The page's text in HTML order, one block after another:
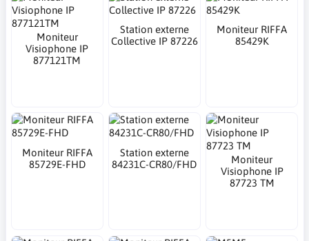
Moniteur
Visiophone IP
877121TM
Station externe
Collective IP 87226
Moniteur RIFFA
85429K
Moniteur RIFFA
85729E-FHD
Station externe
84231C-CR80/FHD
Moniteur
Visiophone IP
87723 TM